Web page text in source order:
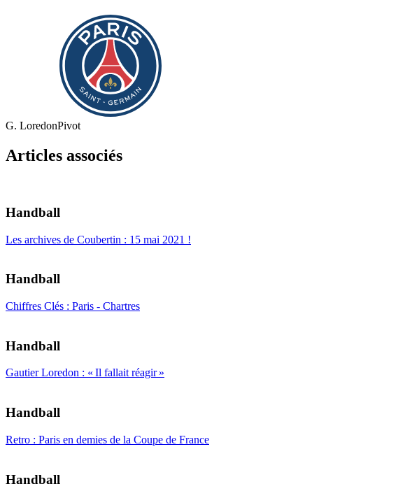
G. LoredonPivot
Articles associés
Handball
Les archives de Coubertin : 15 mai 2021 !
Handball
Chiffres Clés : Paris - Chartres
Handball
Gautier Loredon : « Il fallait réagir »
Handball
Retro : Paris en demies de la Coupe de France
Handball